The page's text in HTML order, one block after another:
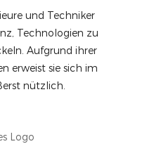
und Techniker
Technologien zu
Aufgrund ihrer
erweist sie sich im
nützlich.
Logo